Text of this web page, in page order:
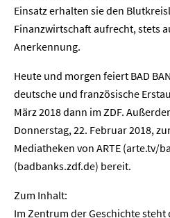
Einsatz erhalten sie den
Finanzwirtschaft aufrecht, stets
Anerkennung.
Heute und morgen feiert BAD
deutsche und französische
März 2018 dann im ZDF.
Donnerstag, 22. Februar 2018,
Mediatheken von ARTE (arte.tv/
(badbanks.zdf.de) bereit.
Zum Inhalt:
Im Zentrum der Geschichte